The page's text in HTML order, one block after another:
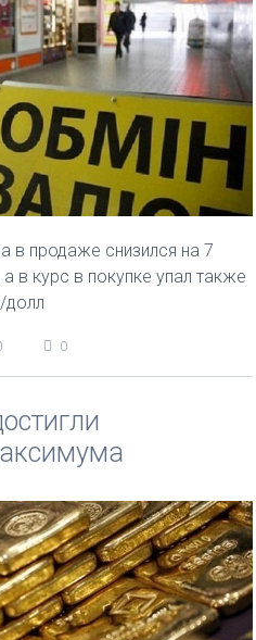
в продаже снизился на 7
в курс в покупке упал также
долл
0